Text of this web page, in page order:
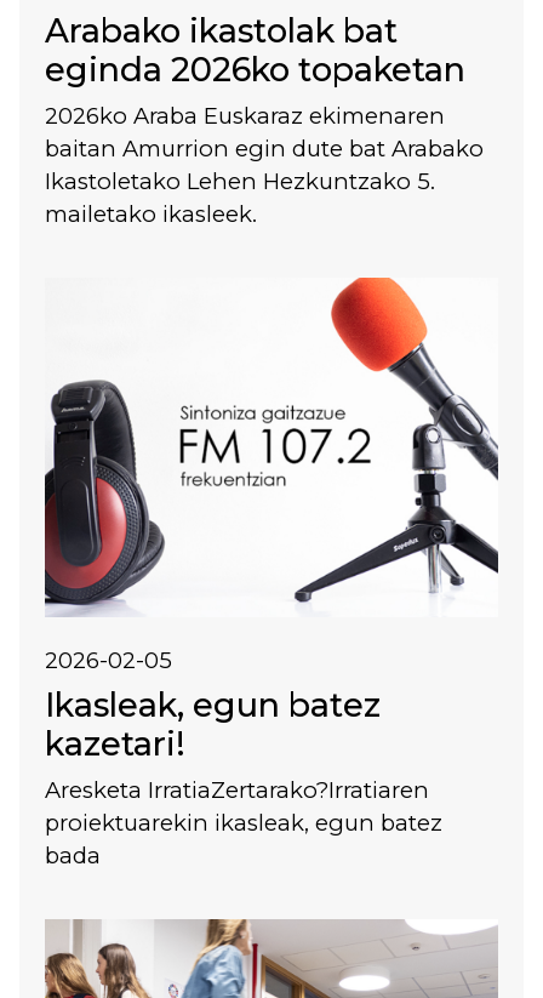
Arabako ikastolak bat
eginda 2026ko topaketan
2026ko Araba Euskaraz ekimenaren
baitan Amurrion egin dute bat Arabako
Ikastoletako Lehen Hezkuntzako 5.
mailetako ikasleek.
2026-02-05
Ikasleak, egun batez
kazetari!
Aresketa IrratiaZertarako?Irratiaren
proiektuarekin ikasleak, egun batez
bada